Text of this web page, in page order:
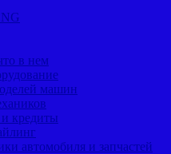
в нем
машин
кредиты
автомобиля и запчастей